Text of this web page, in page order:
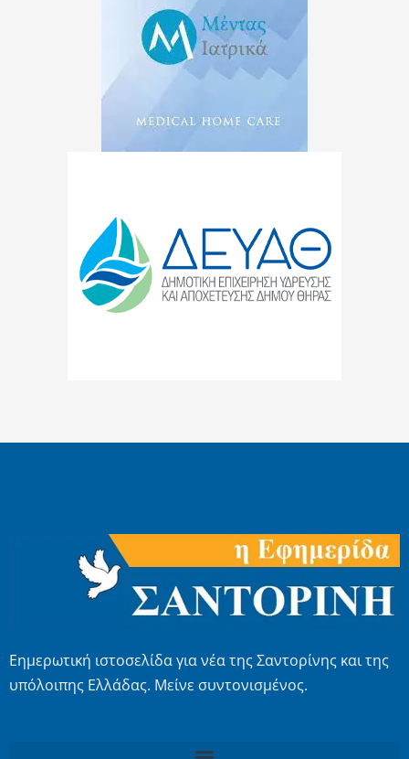
Εημερωτική ιστοσελίδα για νέα της Σαντορίνης και της
υπόλοιπης Ελλάδας. Μείνε συντονισμένος.